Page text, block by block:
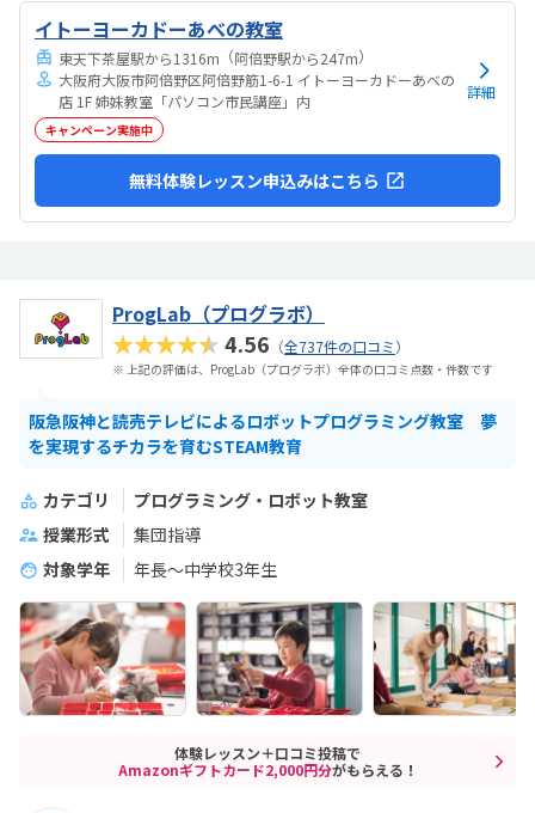
イトーヨーカドーあべの教室
東天下茶屋駅から1316m （阿倍野駅から247m）
大阪府大阪市阿倍野区阿倍野筋1-6-1 イトーヨーカドーあべの
店 1F 姉妹教室「パソコン市民講座」内
キャンペーン実施中
詳細
無料体験レッスン申込みはこちら
ProgLab（プログラボ）
★★★★★4.56 （全737件の口コミ）
※ 上記の評価は、ProgLab（プログラボ）全体の口コミ点数・件数です
阪急阪神と読売テレビによるロボットプログラミング教室 夢
を実現するチカラを育むSTEAM教育
カテゴリ
プログラミング・ロボット教室
授業形式
集団指導
対象学年
年長～中学校3年生
体験レッスン＋口コミ投稿で
Amazonギフトカード2,000円分がもらえる！